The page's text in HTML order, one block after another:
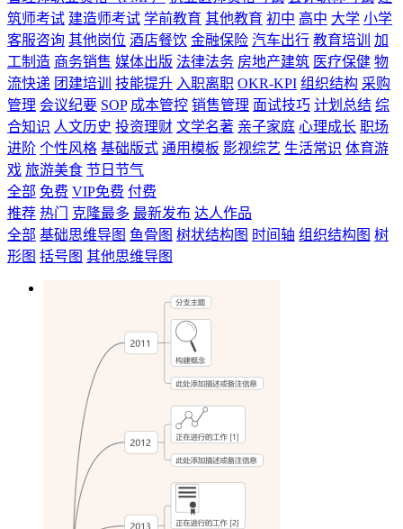
筑师考试 建造师考试 学前教育 其他教育 初中 高中 大学 小学
客服咨询 其他岗位 酒店餐饮 金融保险 汽车出行 教育培训
加
工制造 商务销售 媒体出版 法律法务 房地产建筑 医疗保健 物
流快递 团建培训 技能提升 入职离职 OKR-KPI 组织结构 采购
管理 会议纪要 SOP 成本管控 销售管理 面试技巧 计划总结 综
合知识 人文历史 投资理财 文学名著 亲子家庭 心理成长 职场
进阶 个性风格 基础版式 通用模板 影视综艺 生活常识 体育游
戏 旅游美食 节日节气
全部 免费 VIP免费 付费
推荐 热门 克隆最多 最新发布 达人作品
全部 基础思维导图 鱼骨图 树状结构图 时间轴 组织结构图 树
形图 括号图 其他思维导图